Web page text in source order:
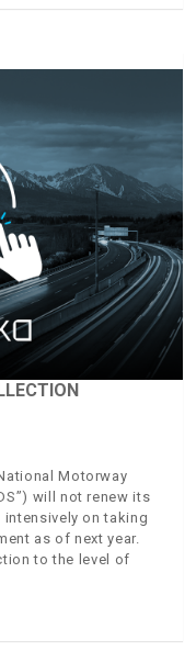
Motorway
will not renew its
on taking
as of next year.
to the level of